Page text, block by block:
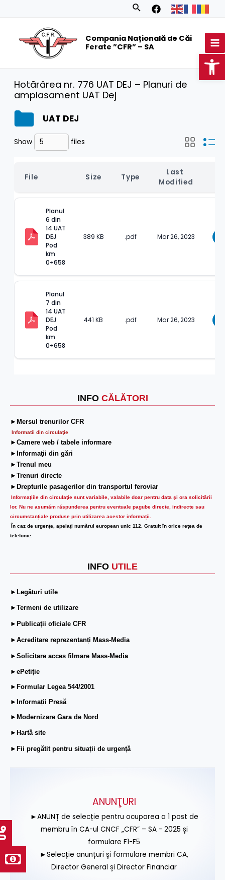
Search
Compania Națională de Căi
Ferate ”CFR” – SA
INFO CĂLĂTORI
►Mersul trenurilor CFR
Informatii din circulaţie
►Camere web / tabele informare
►Informaţii din gări
►Trenul meu
►Trenuri directe
►Drepturile pasagerilor din transportul feroviar
Informaţiile din circulaţie sunt variabile, valabile doar pentru data şi ora solicitării
lor. Nu ne asumăm răspunderea pentru eventuale pagube directe, indirecte sau
circumstanțiale produse prin utilizarea acestor informații.
În caz de urgenţe, apelaţi numărul european unic 112. Gratuit în orice reţea de
telefonie.
INFO UTILE
►Legături utile
►Termeni de utilizare
►Publicații oficiale CFR
►Acreditare reprezentanți Mass-Media
►Solicitare acces filmare Mass-Media
►ePetiție
►Formular Legea 544/2001
►Informații Presă
►Modernizare Gara de Nord
►Hartă site
►Fii pregătit pentru situații de urgență
Hotărârea nr. 776 UAT DEJ – Planuri de
amplasament UAT Dej
UAT DEJ
Show files
File Size Type
Last
Modified
Planul
6 din
14 UAT
DEJ
Pod
km
0+658
389 KB .pdf Mar 26, 2023
Planul
7 din
14 UAT
DEJ
Pod
km
0+658
441 KB .pdf Mar 26, 2023
ANUNŢURI
►ANUNȚ de selecție pentru ocuparea a 1 post de
membru în CA-ul CNCF „CFR” – SA - 2025 și
formulare F1-F5
►Selecție anunțuri și formulare membri CA,
Director General și Director Financiar